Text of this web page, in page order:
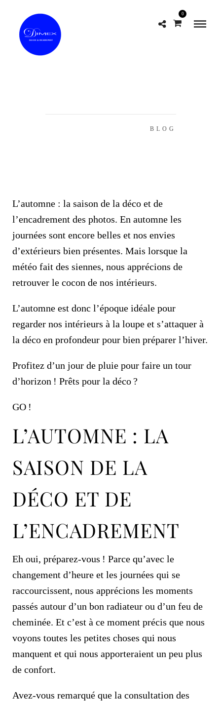
0
BLOG
L’automne : la saison de la déco et de
l’encadrement des photos. En automne les
journées sont encore belles et nos envies
d’extérieurs bien présentes. Mais lorsque la
météo fait des siennes, nous apprécions de
retrouver le cocon de nos intérieurs.
L’automne est donc l’époque idéale pour
regarder nos intérieurs à la loupe et s’attaquer à
la déco en profondeur pour bien préparer l’hiver.
Profitez d’un jour de pluie pour faire un tour
d’horizon ! Prêts pour la déco ?
GO !
L’AUTOMNE : LA
SAISON DE LA
DÉCO ET DE
L’ENCADREMENT
Eh oui, préparez-vous ! Parce qu’avec le
changement d’heure et les journées qui se
raccourcissent, nous apprécions les moments
passés autour d’un bon radiateur ou d’un feu de
cheminée. Et c’est à ce moment précis que nous
voyons toutes les petites choses qui nous
manquent et qui nous apporteraient un peu plus
de confort.
Avez-vous remarqué que la consultation des